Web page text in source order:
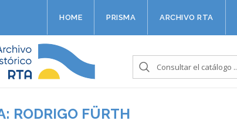
HOME PRISMA ARCHIVO RTA
RODRIGO FÜRTH